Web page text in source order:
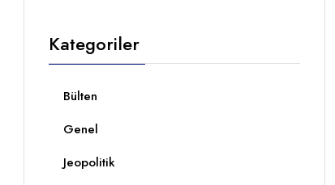
Kategoriler
Bülten
Genel
Jeopolitik